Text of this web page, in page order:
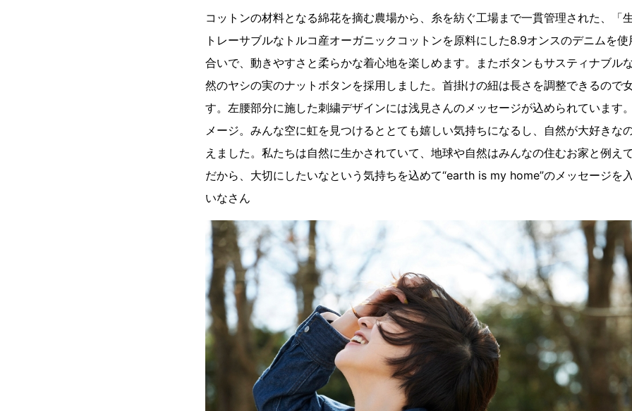
コットンの材料となる綿花を摘む農場から、糸を紡ぐ工場まで一貫管理された、「
トレーサブルなトルコ産オーガニックコットンを原料にした8.9オンスのデニムを
合いで、動きやすさと柔らかな着心地を楽しめます。またボタンもサスティナブル
然のヤシの実のナットボタンを採用しました。首掛けの紐は長さを調整できるので
す。左腰部分に施した刺繍デザインには浅見さんのメッセージが込められています
メージ。みんな空に虹を見つけるととても嬉しい気持ちになるし、自然が大好きな
えました。私たちは自然に生かされていて、地球や自然はみんなの住むお家と例え
だから、大切にしたいなという気持ちを込めて“earth is my home”のメッセージを
いなさん